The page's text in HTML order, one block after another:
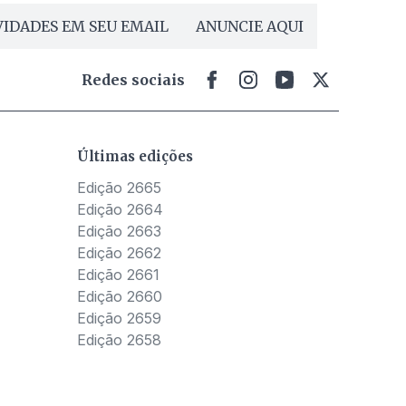
EM SEU EMAIL ANUNCIE AQUI
Redes sociais
Últimas edições
Edição 2665
Edição 2664
Edição 2663
Edição 2662
Edição 2661
Edição 2660
Edição 2659
Edição 2658